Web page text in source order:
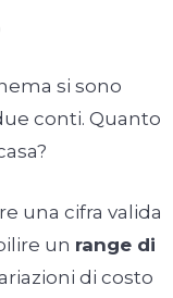
si sono
conti. Quanto
una cifra valida
un range di
di costo